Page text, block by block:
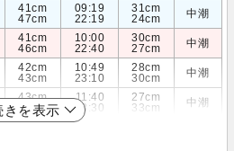
41cm
47cm
09:19
22:19
31cm
24cm
中潮
41cm
46cm
10:00
22:40
30cm
27cm
中潮
42cm
43cm
10:49
23:10
28cm
30cm
中潮
43cm
41cm
11:40
23:30
27cm
33cm
中潮
きを表示